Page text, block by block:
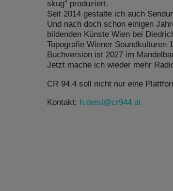
skug” produziert.
Seit 2014 gestalte ich auch
Und nach doch schon einigen
bildenden Künste Wien bei
Topografie Wiener Soundkulturen
Buchversion ist 2027 im
Jetzt mache ich wieder mehr
CR 94.4 soll nicht nur eine
Kontakt: h.deisl@cr944.at